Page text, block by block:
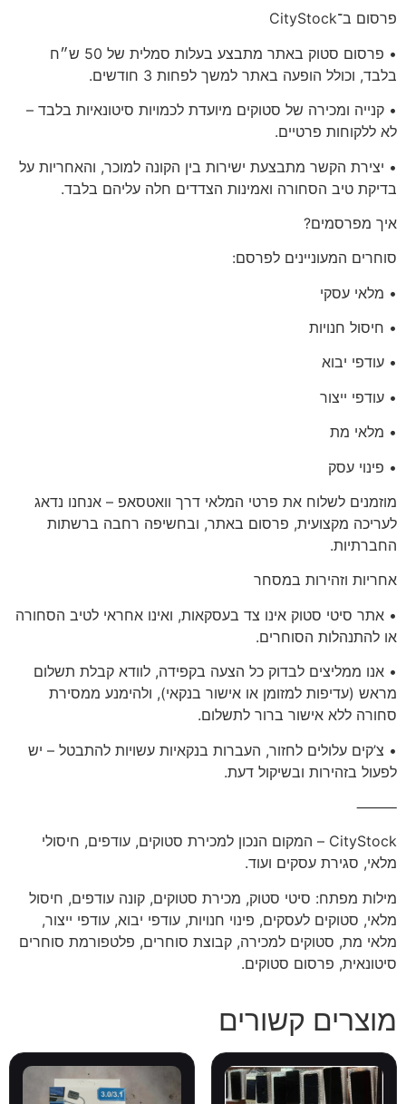
פרסום ב־CityStock
• פרסום סטוק באתר
מתבצע בעלות סמלית של 50 ש״ח
בלבד, וכולל הופעה באתר למשך לפחות 3 חודשים
.
• קנייה ומכירה של סטוקים מיועדת לכמויות סיטונאיות בלבד –
לא ללקוחות פרטיים.
• יצירת הקשר מתבצעת ישירות בין הקונה למוכר, והאחריות על
בדיקת טיב הסחורה ואמינות הצדדים חלה עליהם בלבד.
איך מפרסמים?
סוחרים המעוניינים לפרסם:
• מלאי עסקי
• חיסול חנויות
• עודפי יבוא
• עודפי ייצור
• מלאי מת
• פינוי עסק
מוזמנים לשלוח את פרטי המלאי דרך וואטסאפ – אנחנו נדאג
לעריכה מקצועית, פרסום באתר, ובחשיפה רחבה ברשתות
החברתיות.
אחריות וזהירות במסחר
• אתר סיטי סטוק אינו צד בעסקאות, ואינו אחראי לטיב הסחורה
או להתנהלות הסוחרים.
• אנו ממליצים לבדוק כל הצעה בקפידה, לוודא קבלת תשלום
מראש (עדיפות למזומן או אישור בנקאי), ולהימנע ממסירת
סחורה ללא אישור ברור לתשלום.
• צ’קים עלולים לחזור, העברות בנקאיות עשויות להתבטל – יש
לפעול בזהירות ובשיקול דעת.
⸻
CityStock – המקום הנכון למכירת סטוקים, עודפים, חיסולי
מלאי, סגירת עסקים ועוד.
מילות מפתח: סיטי סטוק, מכירת סטוקים, קונה עודפים, חיסול
מלאי, סטוקים לעסקים, פינוי חנויות, עודפי יבוא, עודפי ייצור,
מלאי מת, סטוקים למכירה, קבוצת סוחרים, פלטפורמת סוחרים
סיטונאית, פרסום סטוקים.
מוצרים קשורים